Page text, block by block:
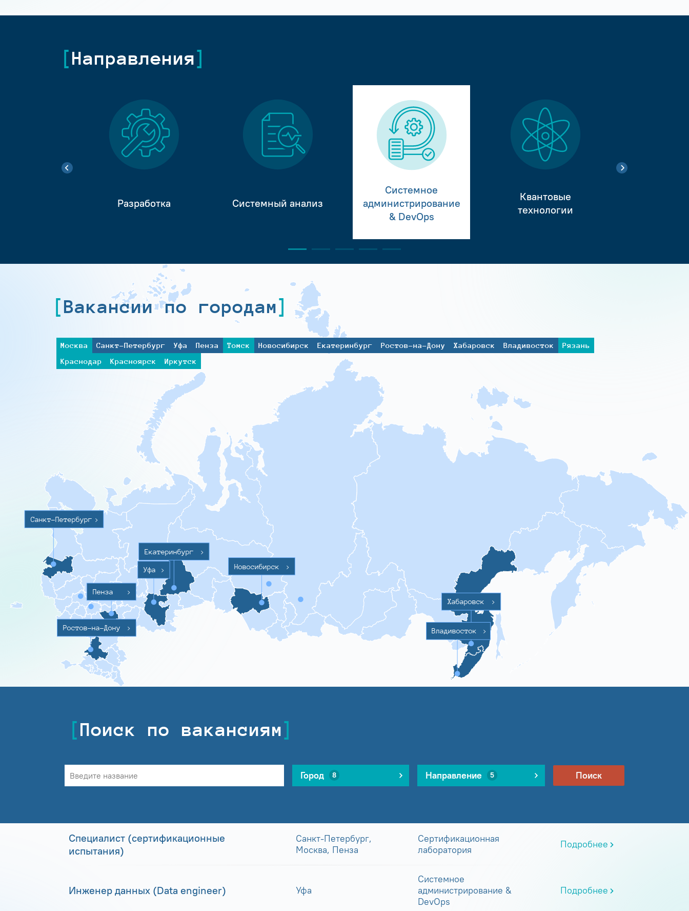
Направления
Разработка Системный анализ
Системное
администрирование
& DevOps
Квантовые
технологии
Вакансии по городам
Москва Санкт-Петербург Уфа Пенза Томск Новосибирск Екатеринбург Ростов-на-Дону Хабаровск Владивосток
Рязань
Краснодар
Красноярск Иркутск
Санкт-Петербург >
Ростов-на-Дону >
Пенза >
Уфа >
Екатеринбург
>
Новосибирск
>
Хабаровск >
Владивосток >
Поиск по вакансиям
Город 8 Направление 5 Поиск
Специалист (сертификационные
испытания)
Санкт-Петербург,
Москва, Пенза
Сертификационная
лаборатория
Подробнее
Инженер данных (Data engineer) Уфа
Системное
администрирование &
DevOps
Подробнее